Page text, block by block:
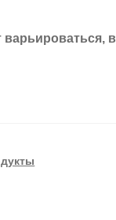
варьироваться, в